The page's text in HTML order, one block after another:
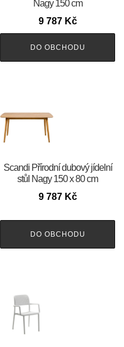
Nagy 150 cm
9 787 Kč
DO OBCHODU
Scandi Přírodní dubový jídelní
stůl Nagy 150 x 80 cm
9 787 Kč
DO OBCHODU